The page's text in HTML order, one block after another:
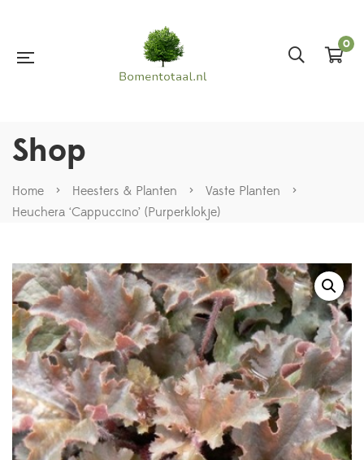
0
Shop
Home > Heesters & Planten > Vaste Planten
>
Heuchera ‘Cappuccino’ (Purperklokje)